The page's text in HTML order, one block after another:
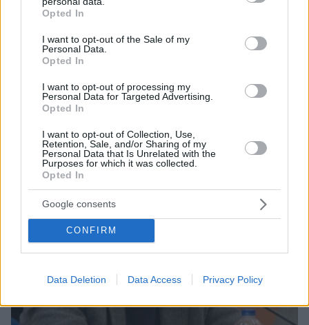
grant or deny consent to Google and its third-party tags to
use your data for below specified purposes in below Google
consent section.
Opted In
I want to opt-out of the Sale of my
Personal Data.
Opted In
I want to opt-out of processing my
Personal Data for Targeted Advertising.
Opted In
I want to opt-out of Collection, Use,
Retention, Sale, and/or Sharing of my
Personal Data that Is Unrelated with the
Purposes for which it was collected.
Opted In
Google consents
CONFIRM
Data Deletion Data Access Privacy Policy
«τρέξτε να φύγετε» σε ανθρώπους που βλέπουν το βίος
τους να χάνεται
14.08.2025, 18:17